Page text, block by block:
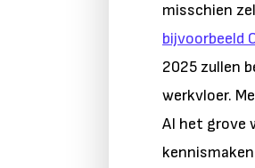
misschien
bijvoorbeeld
2025 zullen
werkvloer.
AI het grove